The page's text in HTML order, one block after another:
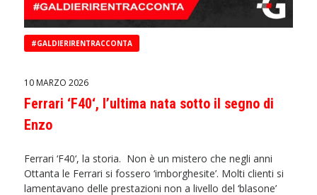
#GALDIERIRENTRACCONTA
10 MARZO 2026
Ferrari ‘F40‘, l’ultima nata sotto il segno di
Enzo
Ferrari ‘F40‘, la storia. Non è un mistero che negli anni
Ottanta le Ferrari si fossero ‘imborghesite’. Molti clienti si
lamentavano delle prestazioni non a livello del ‘blasone’